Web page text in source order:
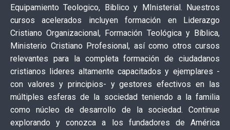
Equipamiento Teologico, Biblico y MInisterial. Nuestros
cursos acelerados incluyen formación en Liderazgo
Cristiano Organizacional, Formación Teológica y Bíblica,
Ministerio Cristiano Profesional, así como otros cursos
relevantes para la completa formación de ciudadanos
cristianos lideres altamente capacitados y ejemplares -
con valores y principios- y gestores efectivos en las
múltiples esferas de la sociedad teniendo a la familia
como núcleo de desarrollo de la sociedad. Continue
explorando y conozca a los fundadores de América